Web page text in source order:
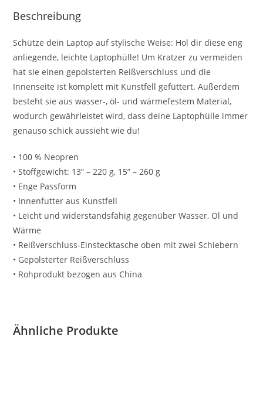
Beschreibung
Schütze dein Laptop auf stylische Weise: Hol dir diese eng
anliegende, leichte Laptophülle! Um Kratzer zu vermeiden
hat sie einen gepolsterten Reißverschluss und die
Innenseite ist komplett mit Kunstfell gefüttert. Außerdem
besteht sie aus wasser-, öl- und wärmefestem Material,
wodurch gewährleistet wird, dass deine Laptophülle immer
genauso schick aussieht wie du!
• 100 % Neopren
• Stoffgewicht: 13” – 220 g, 15” – 260 g
• Enge Passform
• Innenfutter aus Kunstfell
• Leicht und widerstandsfähig gegenüber Wasser, Öl und
Wärme
• Reißverschluss-Einstecktasche oben mit zwei Schiebern
• Gepolsterter Reißverschluss
• Rohprodukt bezogen aus China
Ähnliche Produkte